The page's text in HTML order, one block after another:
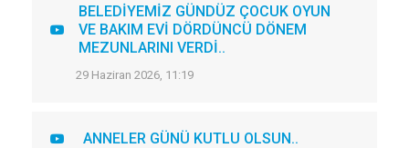
BELEDİYEMİZ GÜNDÜZ ÇOCUK OYUN
VE BAKIM EVİ DÖRDÜNCÜ DÖNEM
MEZUNLARINI VERDİ..
29 Haziran 2026, 11:19
ANNELER GÜNÜ KUTLU OLSUN..